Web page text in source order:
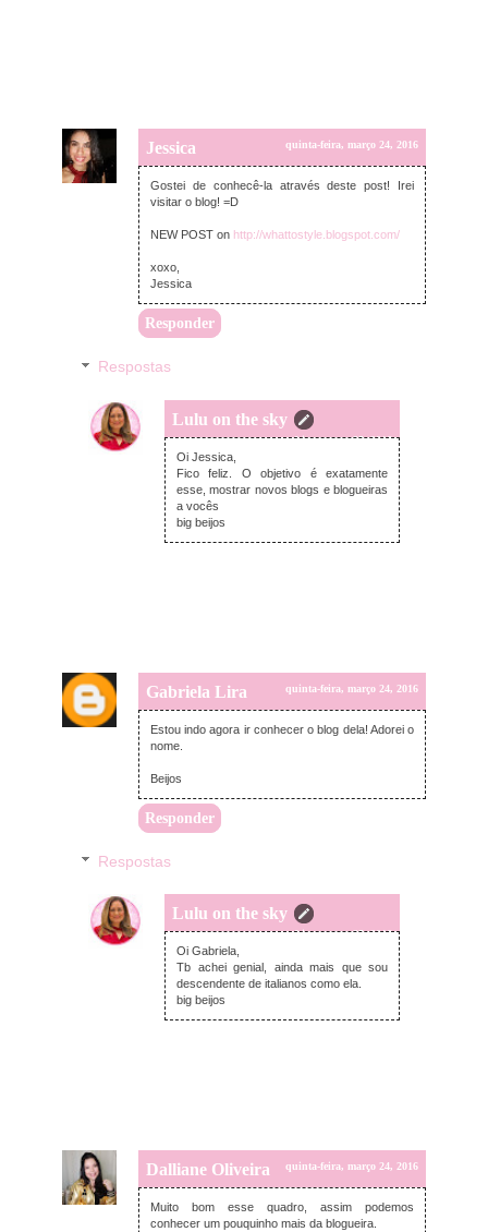
Jessica quinta-feira, março 24, 2016
Gostei de conhecê-la através deste post! Irei
visitar o blog! =D
NEW POST on http://whattostyle.blogspot.com/
xoxo,
Jessica
Responder
Respostas
Lulu on the sky
sexta-feira, março 25, 2016
Oi Jessica,
Fico feliz. O objetivo é exatamente
esse, mostrar novos blogs e blogueiras
a vocês
big beijos
Gabriela Lira quinta-feira, março 24, 2016
Estou indo agora ir conhecer o blog dela! Adorei o
nome.
Beijos
Responder
Respostas
Lulu on the sky
sexta-feira, março 25, 2016
Oi Gabriela,
Tb achei genial, ainda mais que sou
descendente de italianos como ela.
big beijos
Dalliane Oliveira quinta-feira, março 24, 2016
Muito bom esse quadro, assim podemos
conhecer um pouquinho mais da blogueira.